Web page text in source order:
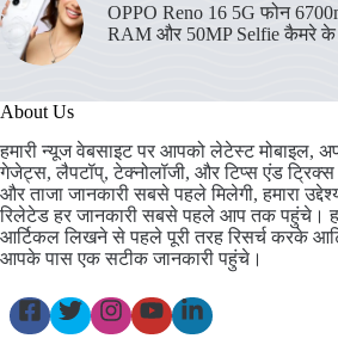
OPPO Reno 16 5G फोन
RAM और 50MP Selfie कैमरे के
About Us
हमारी न्यूज वेबसाइट पर आपको लेटेस्ट मोबाइल,
गेजेट्स, लैपटॉप्, टेक्नोलॉजी, और टिप्स एंड
और ताजा जानकारी सबसे पहले मिलेगी, हमारा
रिलेटेड हर जानकारी सबसे पहले आप तक पहुंचे।
आर्टिकल लिखने से पहले पूरी तरह रिसर्च करके
आपके पास एक सटीक जानकारी पहुंचे।